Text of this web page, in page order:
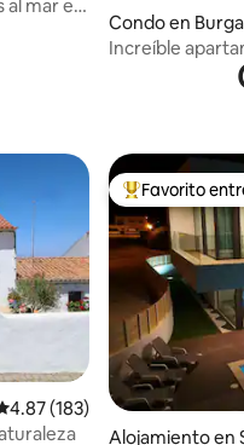
al mar en
Condo en
Increíble
promedio: 4.87
4.87 (183)
Favorito entre
Favorito
Alojamiento en